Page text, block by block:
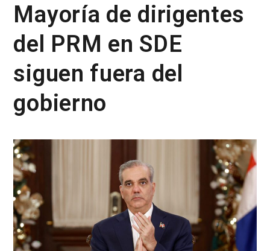
Mayoría de dirigentes
del PRM en SDE
siguen fuera del
gobierno